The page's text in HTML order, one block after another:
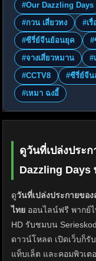
#Our Dazzling Days
#กวน เสี่ยวทง
#เ
#ซีรี่ย์จีนย้อนยุค
#
#จางเสี่ยวหมาน
#
#CCTV8
#ซีรี่ย์จีน
#เหมา ฉงอี้
ดูวันที่เปล่งประก
Dazzling Days
ดูวันที่เปล่งประกายขอ
ไทย ออนไลน์ฟรี พากย์
HD รับชมบน
ดาวน์โหลด เปิดเว็บก็
แท็บเล็ต และคอมพิวเ